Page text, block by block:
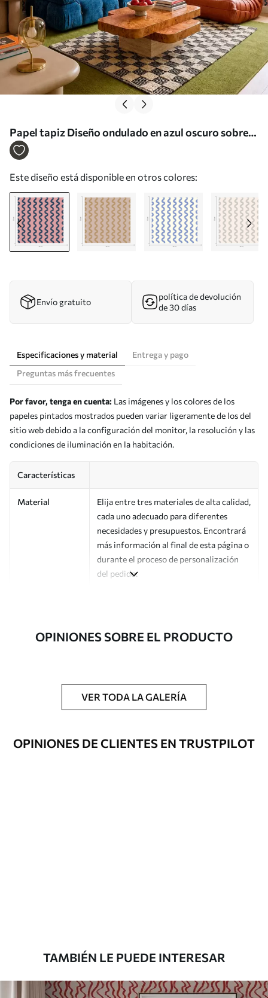
Papel tapiz Diseño ondulado en azul oscuro sobre
fondo rosa Nr. a01187
Este diseño está disponible en otros colores:
Envío gratuito
política de devolución
de 30 días
Especificaciones y material
Entrega y pago
Preguntas más frecuentes
Por favor, tenga en cuenta: Las imágenes y los colores de los
papeles pintados mostrados pueden variar ligeramente de los del
sitio web debido a la configuración del monitor, la resolución y las
condiciones de iluminación en la habitación.
Características
Material
Elija entre tres materiales de alta calidad,
cada uno adecuado para diferentes
necesidades y presupuestos. Encontrará
más información al final de esta página o
durante el proceso de personalización
del pedido.
artículo
Impreso bajo pedido y entregado en
rollos de hasta 50 cm de ancho.
Opciones
adicionales
Disponible con recubrimiento de barniz
y/o adhesivo para empapelar.
/m²
Premium
OPINIONES SOBRE EL PRODUCTO
VER TODA LA GALERÍA
OPINIONES DE CLIENTES EN TRUSTPILOT
TAMBIÉN LE PUEDE INTERESAR